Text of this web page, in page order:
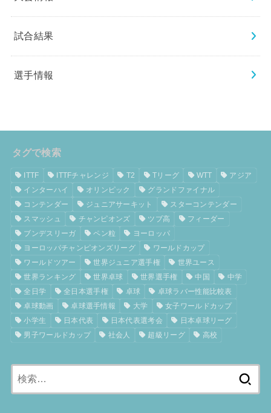
試合結果
選手情報
タグで検索
ITTF ITTFチャレンジ T2 Tリーグ WTT
アジア
インターハイ
オリンピック
グランドファイナル
コンテンダー
ジュニアサーキット
スターコンテンダー
スマッシュ
チャンピオンズ ツブ高
フィーダー
ブンデスリーガ
ペン粒
ヨーロッパ
ヨーロッパチャンピオンズリーグ
ワールドカップ
ワールドツアー
世界ジュニア選手権
世界ユース
世界ランキング
世界卓球 世界選手権 中国
中学
全日学
全日本選手権 卓球
卓球ラバー性能比較表
卓球動画
卓球選手情報 大学
女子ワールドカップ
小学生
日本代表 日本代表選考会
日本卓球リーグ
男子ワールドカップ
社会人 超級リーグ 高校